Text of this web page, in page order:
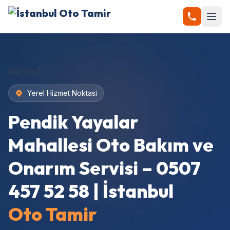
Ana Sayfa
Yerel Hizmet Noktasi
Pendik Yayalar
Mahallesi Oto Bakım ve
Onarım Servisi – 0507
457 52 58 | İstanbul
Oto Tamir